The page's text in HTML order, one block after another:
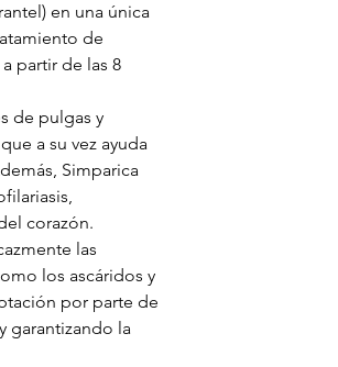
en una única
de
partir de las 8
de pulgas y
a su vez ayuda
Simparica
corazón.
las
los ascáridos y
por parte de
garantizando la